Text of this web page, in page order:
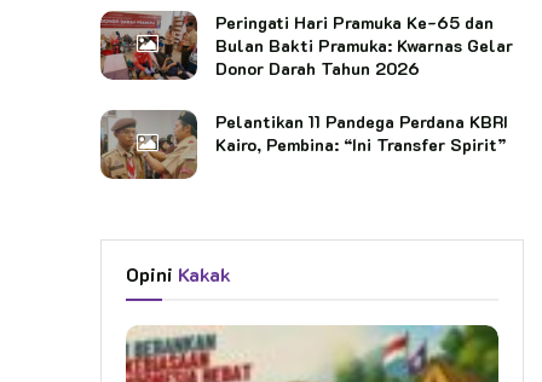
Peringati Hari Pramuka Ke-65 dan
Bulan Bakti Pramuka: Kwarnas Gelar
Donor Darah Tahun 2026
Pelantikan 11 Pandega Perdana KBRI
Kairo, Pembina: “Ini Transfer Spirit”
Opini Kakak